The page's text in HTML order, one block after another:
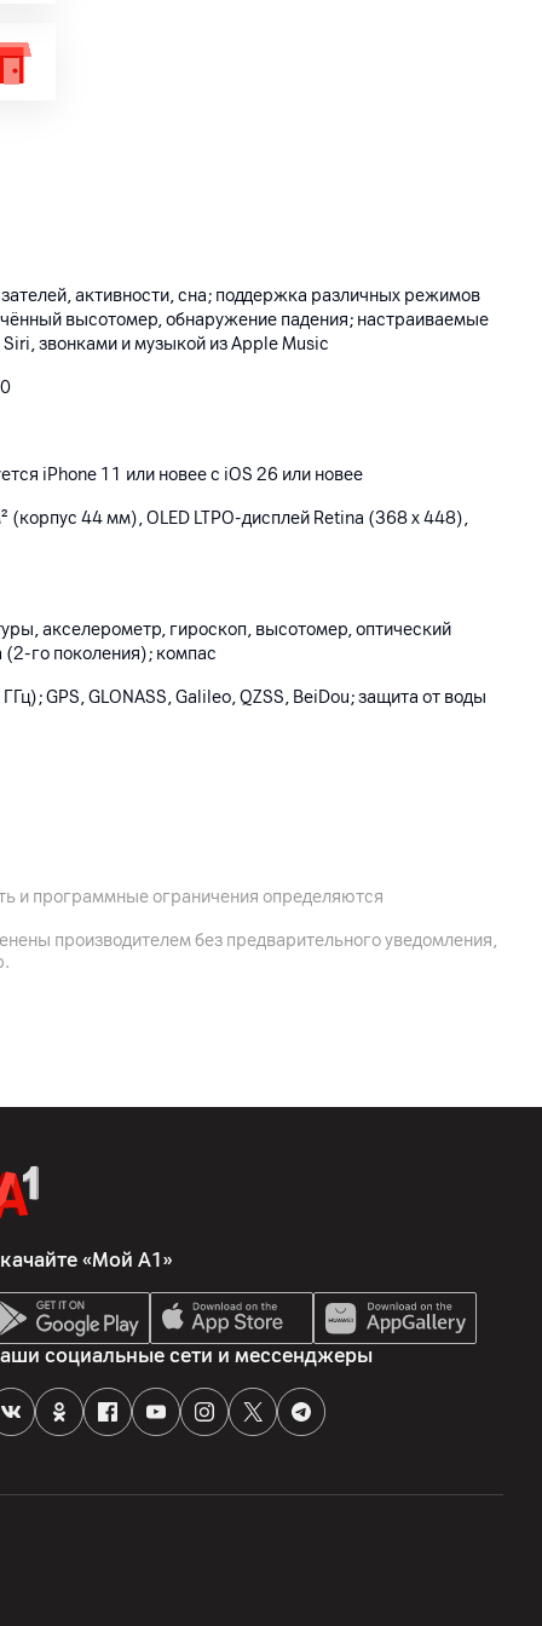
активности, сна; поддержка различных режимов
высотомер, обнаружение падения; настраиваемые
звонками и музыкой из Apple Music
iPhone 11 или новее с iOS 26 или новее
44 мм), OLED LTPO‑дисплей Retina (368 х 448),
акселерометр, гироскоп, высотомер, оптический
(2-го поколения); компас
GPS, GLONASS, Galileo, QZSS, BeiDou; защита от воды
Минск , пр. Победителей 100-2, ООО "АйТи
Минский р-н, Боровлянский с/с, 103/3-7, пом. 7-50,
комплектная документация
и программные ограничения определяются
производителем без предварительного уведомления,
«Мой А1»
социальные сети и мессенджеры